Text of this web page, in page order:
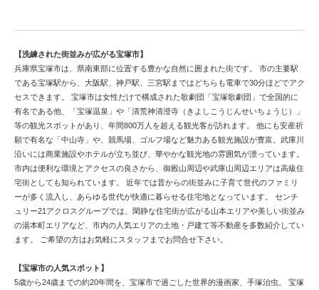
【洗練された街並みが広がる宝塚市】
兵庫県宝塚市は、県南東部に位置する豊かな自然に囲まれた街です。 市の主要駅
である宝塚駅から、大阪駅、神戸駅、三宮駅まではどちらも電車で30分ほどでアク
セスできます。 宝塚市は女性だけで構成された歌劇団「宝塚歌劇団」で全国的に
有名である他、「宝塚温泉」や「清荒神清澄寺（きよしこうじんせいちょうじ）」
等の観光スポットがあり、年間800万人を超える観光客が訪れます。 他にも安産祈
願で有名な「中山寺」や、競馬場、ゴルフ場など魅力ある観光施設が豊富。武庫川
沿いには商業施設やホテルが立ち並び、華やかな観光地の雰囲気が漂っています。
市内は便利な環境とアクセスの良さから、御殿山周辺や武庫山周辺エリアは高級住
宅街としても知られています。 近年では昔からの街並みに子育て世代のファミリ
ーが多く流入し、あらゆる世代が快適に暮らせる住宅地となっています。 センチ
ュリー21アクロスグループでは、閑静な住宅街が広がる山本エリアや美しい街並み
の湯本町エリアなど、市内の人気エリアの土地・戸建て等不動産を多数紹介してい
ます。 ご希望の方はお気軽にスタッフまでお問合せ下さい。
【宝塚市の人気スポット】
5歳から24歳までの約20年間を、宝塚市で過ごした世界的漫画家、手塚治虫。 宝塚